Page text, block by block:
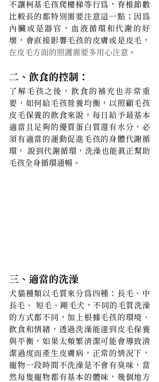
不讓柯基毛孩爬樓梯等行為，脊椎節數
比較長的都特別需要注意這一點；因為
內臟或是器官，血液循環和代謝的好
壞，會直接影響毛孩的皮膚或是皮毛，
在皮毛方面的照護需要多用心注意 。
二、飲食的控制：
了解毛孩之後，飲食的補充也非常重
要，如何給毛孩營養均衡，以照顧毛孩
皮毛保養的飲食來說，每日給予最基本
適當且足夠的優質蛋白質還有水分，必
須有適當的運動促進毛孩的身體代謝循
環， 說到代謝循環，洗澡也能真正幫助
毛孩全身循環通暢。
三、適當的洗澡
犬貓種類以毛質來分為四種：長毛、中
長毛、 短毛、剛毛犬，不同的毛質洗澡
的方式都不同，加上根據毛孩的環境、
飲食和情緒，透過洗澡能達到皮毛保養
與平衡，如果太頻繁清潔可能會導致清
潔過度而產生皮膚病，正常的情況下，
寵物一段時間不洗澡是不會有臭味，當
然每隻寵物都有基本的體味，幾個地方